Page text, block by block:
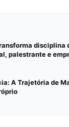
disciplina
palestrante e
A Trajetória de